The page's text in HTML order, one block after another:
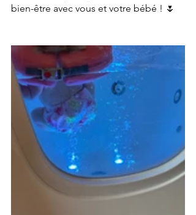
bien-être avec vous et votre bébé ! 🌷